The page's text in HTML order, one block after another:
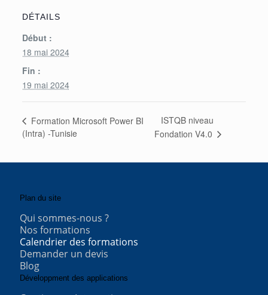
DÉTAILS
Début :
18 mai 2024
Fin :
19 mai 2024
Formation Microsoft Power BI
(Intra) -Tunisie
ISTQB niveau
Fondation V4.0
Plan du site
Qui sommes-nous ?
Nos formations
Calendrier des formations
Demander un devis
Blog
Développment des applications